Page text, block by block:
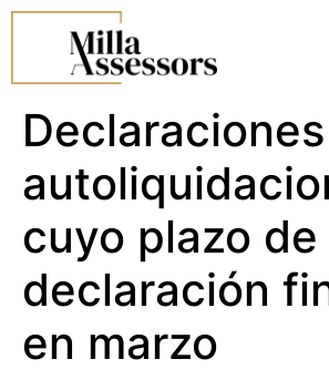
cuyo plazo de
declaración
en marzo